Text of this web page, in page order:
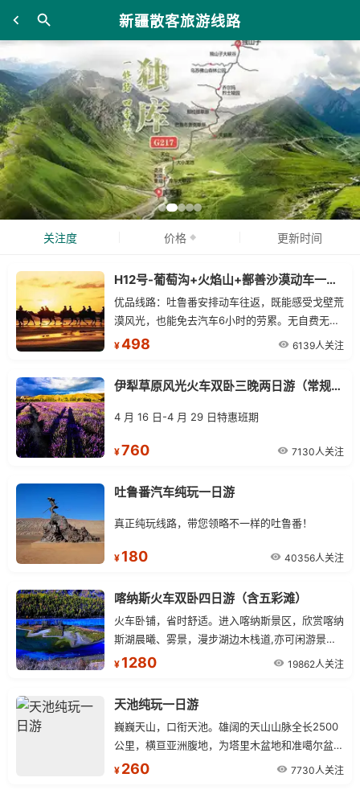
新疆散客旅游线路
关注度 价格 更新时间
H12号-葡萄沟+火焰山+鄯善沙漠动车一日精品游
优品线路：吐鲁番安排动车往返，既能感受戈壁荒
漠风光，也能免去汽车6小时的劳累。无自费无购
物，尽情畅玩：纯玩无购物，无隐形消费，把更多
足您对新疆美食的所有想象。
¥498 6139人关注
伊犁草原风光火车双卧三晚两日游（常规型）
4 月 16 日-4 月 29 日特惠班期
¥760 7130人关注
吐鲁番汽车纯玩一日游
真正纯玩线路，带您领略不一样的吐鲁番！
¥ 180 40356人关注
喀纳斯火车双卧四日游（含五彩滩）
火车卧铺，省时舒适。进入喀纳斯景区，欣赏喀纳
斯湖晨曦、雾景，漫步湖边木栈道,亦可闲游景区
中图瓦人村落，感受喀纳斯景区的闲适与宁静,.午
¥ 1280 19862人关注
天池纯玩一日游
巍巍天山，口衔天池。雄阔的天山山脉全长2500
公里，横亘亚洲腹地，为塔里木盆地和准噶尔盆地
的天然分界线。
¥ 260 7730人关注